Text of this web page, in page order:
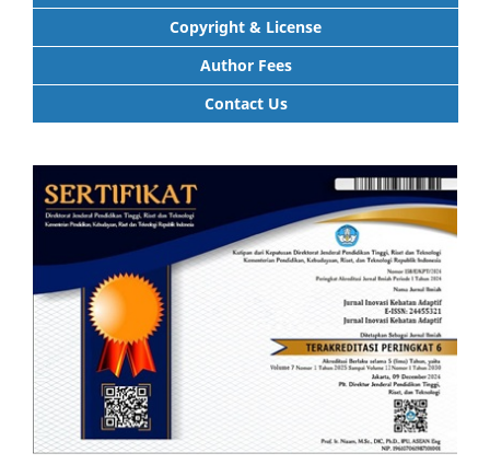
Copyright & License
Author Fees
Contact Us